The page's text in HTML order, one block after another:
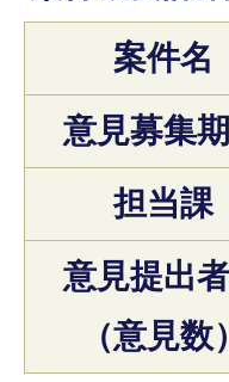
案件名
意見募集
担当課
意見提出
（意見数）